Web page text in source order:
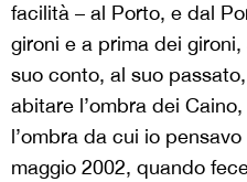
facilità – al Porto, e dal
gironi e a prima dei
suo conto, al suo
abitare l’ombra dei
l’ombra da cui io
maggio 2002, quando